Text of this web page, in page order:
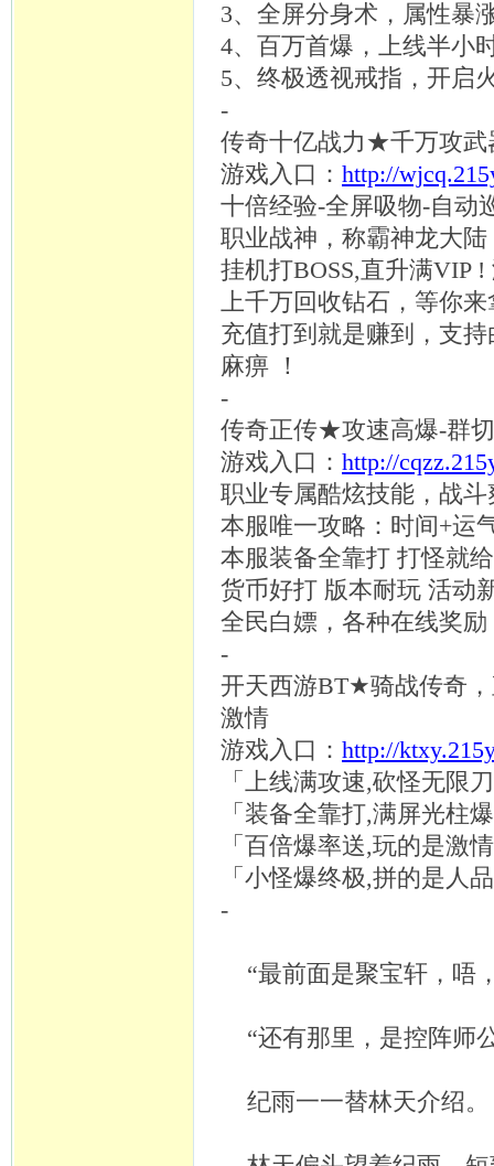
3、全屏分身术，属性暴
4、百万首爆，上线半小
5、终极透视戒指，开启
-
传奇十亿战力★千万攻武
游戏入口： http://
十倍经验-全屏吸物-自动
职业战神，称霸神龙大陆
挂机打BOSS,直升满VIP
上千万回收钻石，等你来
充值打到就是赚到，支持
麻痹 ！
-
传奇正传★攻速高爆-群
游戏入口： http://
职业专属酷炫技能，战斗
本服唯一攻略：时间+运
本服装备全靠打 打怪就
货币好打 版本耐玩 活动
全民白嫖，各种在线奖
-
开天西游BT★骑战传奇，
激情
游戏入口： http://
「上线满攻速,砍怪无限
「装备全靠打,满屏光柱
「百倍爆率送,玩的是激
「小怪爆终极,拼的是人
-
“最前面是聚宝轩，唔
“还有那里，是控阵师
纪雨一一替林天介绍。